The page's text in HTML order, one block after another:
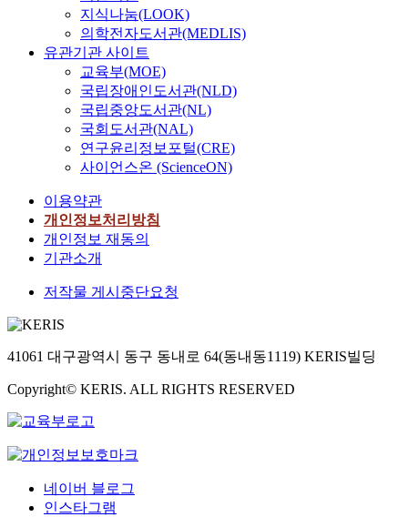
지식나눔(LOOK)
의학전자도서관(MEDLIS)
유관기관 사이트
교육부(MOE)
국립장애인도서관(NLD)
국립중앙도서관(NL)
국회도서관(NAL)
연구윤리정보포털(CRE)
사이언스온 (ScienceON)
이용약관
개인정보처리방침
개인정보 재동의
기관소개
저작물 게시중단요청
41061 대구광역시 동구 동내로 64(동내동1119) KERIS빌딩
Copyright© KERIS. ALL RIGHTS RESERVED
네이버 블로그
인스타그램